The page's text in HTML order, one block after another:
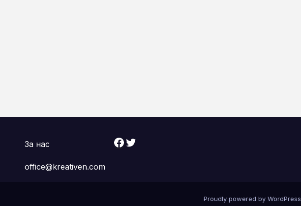
За нас
office@kreativen.com
Facebook Twitter
Proudly powered by WordPress